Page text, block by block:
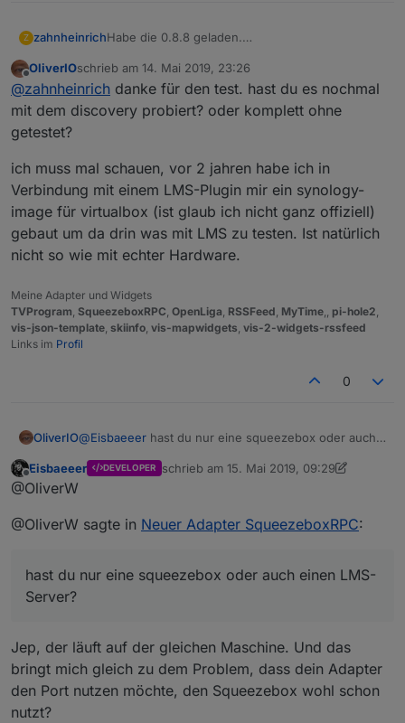
Z zahnheinrichHabe die 0.8.8 geladen.
Ein echter Fortschritt zum bisherigen Media
Server Adapter.
Vielen Dank dafür!
Offline
OliverIOschrieb am 14. Mai 2019, 23:26
zuletzt editiert von
@zahnheinrich danke für den test. hast du es nochmal
mit dem discovery probiert? oder komplett ohne
getestet?
ich muss mal schauen, vor 2 jahren habe ich in
Verbindung mit einem LMS-Plugin mir ein synology-
image für virtualbox (ist glaub ich nicht ganz offiziell)
gebaut um da drin was mit LMS zu testen. Ist natürlich
nicht so wie mit echter Hardware.
Meine Adapter und Widgets
TVProgram SqueezeboxRPC OpenLiga RSSFeed MyTime pi-hole2
vis-json-template skiinfo vis-mapwidgets vis-2-widgets-rssfeed
Links im Profil
0
OliverIO@Eisbaeeer hast du nur eine squeezebox oder auch
Die squeezeboxen gehen auch ohne Server zu
Der Adapter steuert nur den LMS-Server zuhause.
Standard-Widgets verbaut.
Die Playbuttons sind die On/Off-Buttonsaus
aus meinem Artwork-State befüttert, was sich
passend zur Station oder Album entsprechend
ändert
Datum und Zeit ist SimpleClock und SimpleDate
und die Playerauswahl zu bauen
Offline
Eisbaeeer DEVELOPER schrieb am 15. Mai 2019, 09:29
zuletzt editiert von Eisbaeeer
@OliverW
@OliverW sagte in Neuer Adapter SqueezeboxRPC:
hast du nur eine squeezebox oder auch einen LMS-
Server?
Jep, der läuft auf der gleichen Maschine. Und das
bringt mich gleich zu dem Problem, dass dein Adapter
den Port nutzen möchte, den Squeezebox wohl schon
nutzt?